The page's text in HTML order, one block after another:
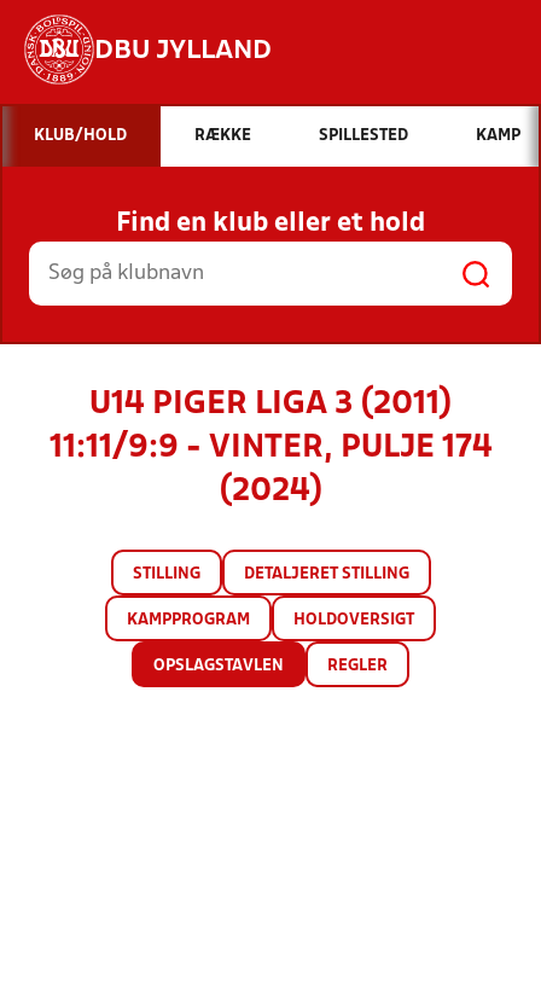
DBU JYLLAND
Hvad vil du søge efter?
INDHOLD OG NYHEDER
STILLINGER, RESULTATER, KLUBBER OG
HOLD
KLUB/HOLD RÆKKE SPILLESTED KAMP
Find en klub eller et hold
U14 PIGER LIGA 3 (2011)
11:11/9:9 - VINTER, PULJE 174
(2024)
STILLING DETALJERET STILLING
KAMPPROGRAM HOLDOVERSIGT
OPSLAGSTAVLEN REGLER